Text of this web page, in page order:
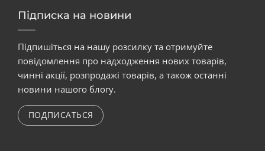
Підписка на новини
Підпишіться на нашу розсилку та отримуйте
повідомлення про надходження нових товарів,
чинні акції, розпродажі товарів, а також останні
новини нашого блогу.
ПОДПИСАТЬСЯ